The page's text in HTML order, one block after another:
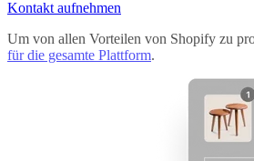
Kontakt aufnehmen
Um von allen Vorteilen von Shopify zu
für die gesamte Plattform.